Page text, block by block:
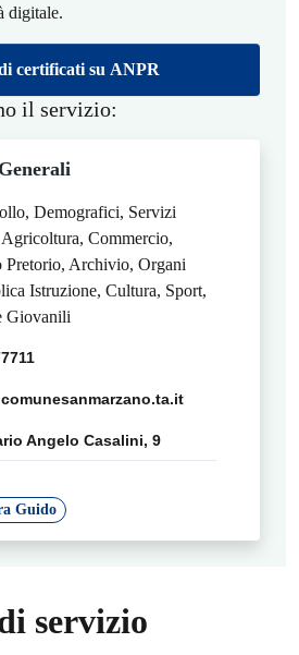
digitale.
certificati su ANPR
il servizio:
Demografici, Servizi
Commercio,
Pretorio, Archivio, Organi
Istruzione, Cultura, Sport,
Giovanili
Angelo Casalini, 9
Guido
servizio